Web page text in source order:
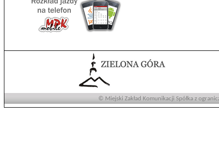
© Miejski Zakład Komunikacji Spółka z